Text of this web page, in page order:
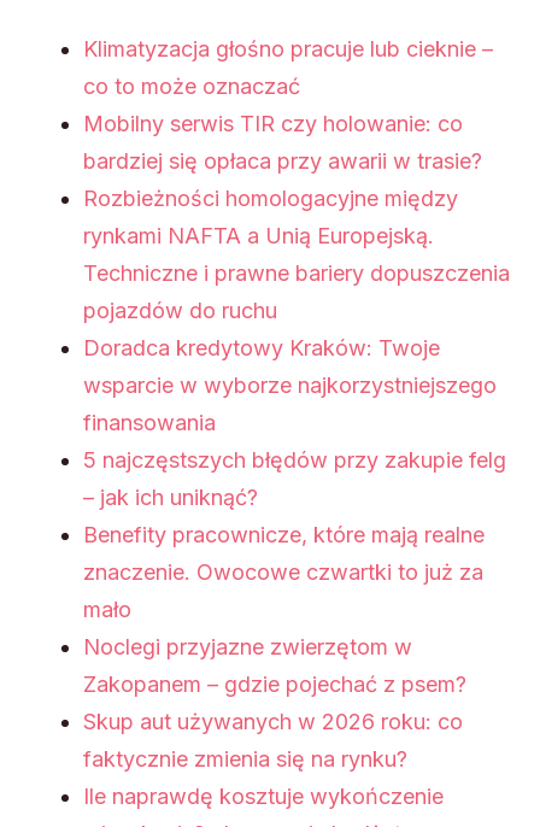
Klimatyzacja głośno pracuje lub cieknie –
co to może oznaczać
Mobilny serwis TIR czy holowanie: co
bardziej się opłaca przy awarii w trasie?
Rozbieżności homologacyjne między
rynkami NAFTA a Unią Europejską.
Techniczne i prawne bariery dopuszczenia
pojazdów do ruchu
Doradca kredytowy Kraków: Twoje
wsparcie w wyborze najkorzystniejszego
finansowania
5 najczęstszych błędów przy zakupie felg
– jak ich uniknąć?
Benefity pracownicze, które mają realne
znaczenie. Owocowe czwartki to już za
mało
Noclegi przyjazne zwierzętom w
Zakopanem – gdzie pojechać z psem?
Skup aut używanych w 2026 roku: co
faktycznie zmienia się na rynku?
Ile naprawdę kosztuje wykończenie